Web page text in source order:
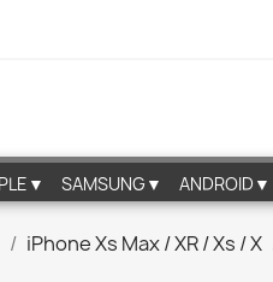
SAMSUNG▼ ANDROID▼
iPhone Xs Max / XR / Xs / X